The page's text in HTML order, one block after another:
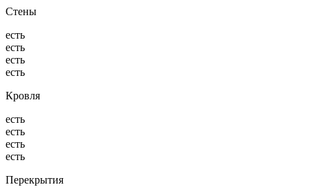
Стены
есть
есть
есть
есть
Кровля
есть
есть
есть
есть
Перекрытия